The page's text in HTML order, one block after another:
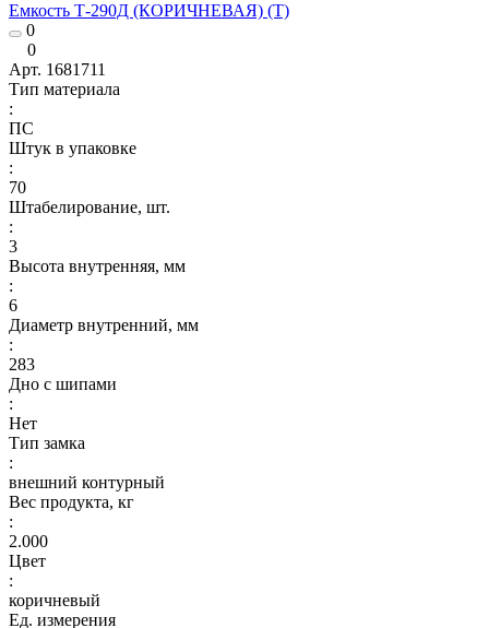
Емкость Т-290Д (КОРИЧНЕВАЯ) (Т)
0
0
Арт. 1681711
Тип материала
:
ПС
Штук в упаковке
:
70
Штабелирование, шт.
:
3
Высота внутренняя, мм
:
6
Диаметр внутренний, мм
:
283
Дно с шипами
:
Нет
Тип замка
:
внешний контурный
Вес продукта, кг
:
2.000
Цвет
:
коричневый
Ед. измерения